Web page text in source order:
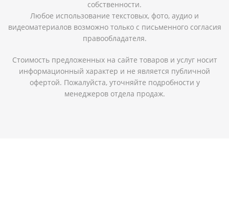
собственности.
Любое использование текстовых, фото, аудио и
видеоматериалов возможно только с письменного согласия
правообладателя.
Стоимость предложенных на сайте товаров и услуг носит
информационный характер и не является публичной
офертой. Пожалуйста, уточняйте подробности у
менеджеров отдела продаж.